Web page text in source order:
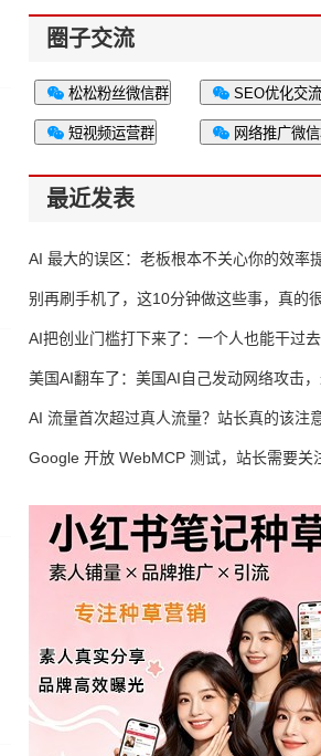
圈子交流
松松粉丝微信群 SEO优化交
短视频运营群 网络推广微
最近发表
AI 最大的误区：老板根本不关心你的效率
别再刷手机了，这10分钟做这些事，真的
AI把创业门槛打下来了：一个人也能干过
人的活
美国AI翻车了：美国AI自己发动网络攻击
竟然靠中国AI帮忙善后
AI 流量首次超过真人流量？站长真的该注
Google 开放 WebMCP 测试，站长需要关